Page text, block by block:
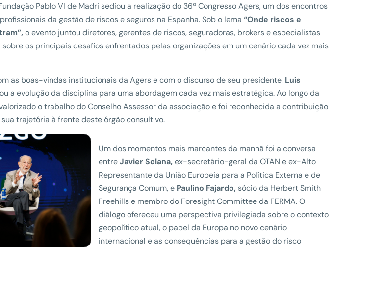
Pablo VI de Madri sediou a realização do 36º Congresso Agers, um dos encontros
da gestão de riscos e seguros na Espanha. Sob o lema“Onde riscos e
o evento juntou diretores, gerentes de riscos, seguradoras, brokers e especialistas
os principais desafios enfrentados pelas organizações em um cenário cada vez mais
as boas-vindas institucionais da Agers e com o discurso de seu presidente, Luis
a evolução da disciplina para uma abordagem cada vez mais estratégica. Ao longo da
o trabalho do Conselho Assessor da associação e foi reconhecida a contribuição
trajetória à frente deste órgão consultivo.
Um dos momentos mais marcantes da manhã foi a conversa
entreJavier Solana, ex-secretário-geral da OTAN e ex-Alto
Representante da União Europeia para a Política Externa e de
Segurança Comum, e Paulino Fajardo, sócio da Herbert Smith
Freehills e membro do Foresight Committee da FERMA. O
diálogo ofereceu uma perspectiva privilegiada sobre o contexto
geopolítico atual, o papel da Europa no novo cenário
internacional e as consequências para a gestão do risco